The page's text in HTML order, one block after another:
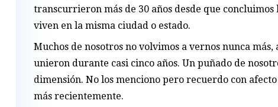
transcurrieron más de 30 años desde que
viven en la misma ciudad o estado.
Muchos de nosotros no volvimos a vernos nunca
unieron durante casi cinco años. Un puñado de
dimensión. No los menciono pero recuerdo con
más recientemente.